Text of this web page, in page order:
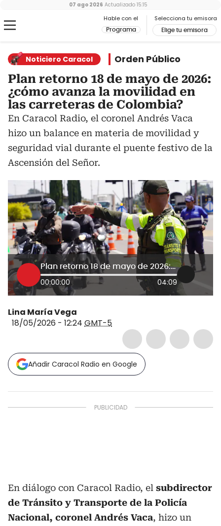
Hable con el
Programa
Selecciona tu emisora
Elige tu emisora
07 ago 2026 Actualizado 15:15
Noticiero Caracol Orden Público
Plan retorno 18 de mayo de 2026:
¿cómo avanza la movilidad en
las carreteras de Colombia?
En Caracol Radio, el coronel Andrés Vaca
hizo un balance en materia de movilidad y
seguridad vial durante el puente festivo de la
Ascensión del Señor.
Plan retorno 18 de mayo de 2026: ¿cómo avanza la movilidad en las carreteras de Colombia?
00:00:00 04:09
Lina María Vega
18/05/2026 - 12:24 GMT-5
Añadir Caracol Radio en Google
En diálogo con Caracol Radio, el subdirector
de Tránsito y Transporte de la Policía
Nacional, coronel Andrés Vaca, hizo un